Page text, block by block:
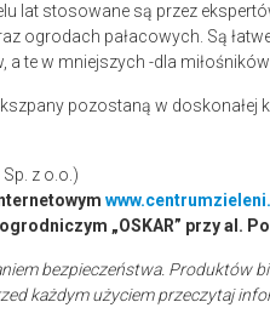
lat stosowane są przez
ogrodach pałacowych. Są
te w mniejszych -dla
pozostaną w doskonałej
z o.o.)
„OSKAR” przy al.
bezpieczeństwa. Produktów
każdym użyciem przeczytaj